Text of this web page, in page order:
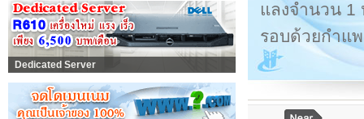
Dedicated Server
แลงจำนวน
รอบด้วยกำแ